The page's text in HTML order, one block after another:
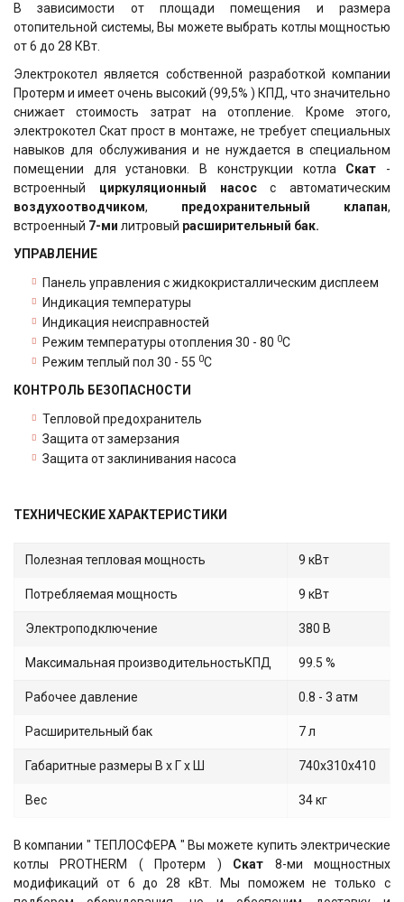
В зависимости от площади помещения и размера
отопительной системы, Вы можете выбрать котлы мощностью
от 6 до 28 КВт.
Электрокотел является собственной разработкой компании
Протерм и имеет очень высокий (99,5% ) КПД, что значительно
снижает стоимость затрат на отопление. Кроме этого,
электрокотел Скат прост в монтаже, не требует специальных
навыков для обслуживания и не нуждается в специальном
помещении для установки. В конструкции котла Скат -
встроенный циркуляционный насосс автоматическим
воздухоотводчиком, предохранительный клапан,
встроенный 7-ми литровый расширительный бак.
УПРАВЛЕНИЕ
Панель управления с жидкокристаллическим дисплеем
Индикация температуры
Индикация неисправностей
Режим температуры отопления 30 - 80 0С
Режим теплый пол 30 - 55 0С
КОНТРОЛЬ БЕЗОПАСНОСТИ
Тепловой предохранитель
Защита от замерзания
Защита от заклинивания насоса
ТЕХНИЧЕСКИЕ ХАРАКТЕРИСТИКИ
Полезная тепловая мощность 9 кВт
Потребляемая мощность 9 кВт
Электроподключение 380 В
Максимальная производительностьКПД 99.5 %
Рабочее давление 0.8 - 3 атм
Расширительный бак 7 л
Габаритные размеры В х Г х Ш 740х310х410
Вес 34 кг
В компании " ТЕПЛОСФЕРА " Вы можете купить электрические
котлы PROTHERM ( Протерм ) Скат 8-ми мощностных
модификаций от 6 до 28 кВт. Мы поможем не только с